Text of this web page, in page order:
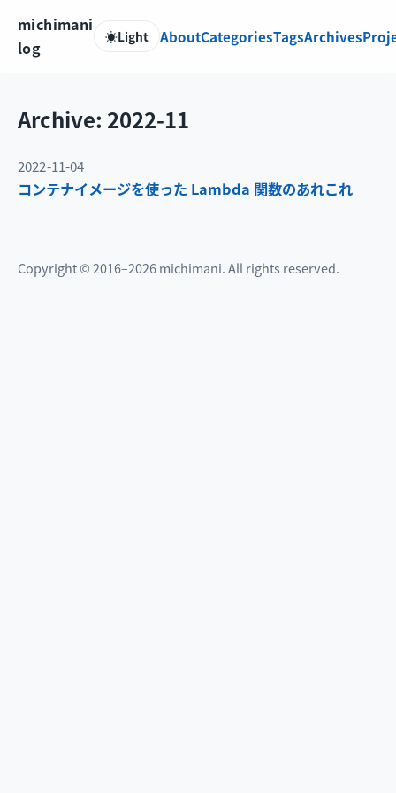
michimani
log
☀️Light AboutCategoriesTagsArchives
Archive: 2022-11
2022-11-04
コンテナイメージを使った Lambda 関数のあれこれ
Copyright © 2016–2026 michimani. All rights reserved.